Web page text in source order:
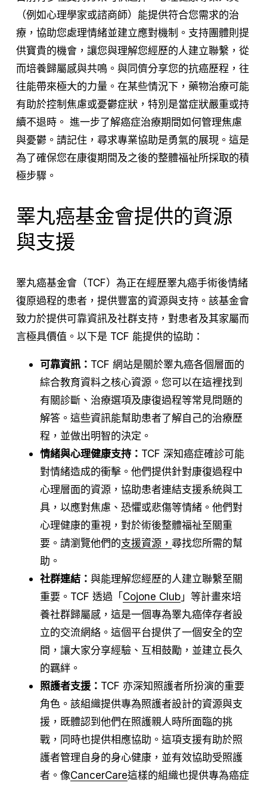
（例如心理學家或諮商師）能提供符合您需求的治
療，協助您處理情緒並建立應對機制。支持團體則提
供寶貴的機會，讓您與理解您經歷的人建立聯繫，從
而培養歸屬感與共鳴。與同儕分享您的抗癌歷程，往
往能帶來極大的力量。在某些情況下，藥物治療可能
有助於控制焦慮或憂鬱症狀，特別是當症狀嚴重或持
續不退時。 進一步了解癌症治療期間如何管理焦慮
與憂鬱。請記住，尋求專業協助是勇氣的展現。這是
為了確保您在康復期間及之後的整體福祉所採取的積
極步驟。
睪丸癌基金會提供的資源
與支援
睪丸癌基金會（TCF）為正在經歷睪丸癌手術後情緒
復原過程的患者，提供豐富的資源與支持。該基金會
致力於提供可靠資訊及社群支持，對患者及其家屬而
言極具價值。以下是 TCF 能提供的協助：
可靠資訊： TCF 網站是關於睪丸癌各個層面的
綜合教育資料之核心資源。您可以在這裡找到
有關診斷、治療選項及康復過程等常見問題的
解答。這些資訊能幫助患者了解自己的治療歷
程，並做出明智的決定。
情緒與心理健康支持： TCF 深知癌症確診可能
對情緒造成的衝擊。他們提供針對康復過程中
心理層面的資源，協助患者連結支援系統與工
具，以應對焦慮、恐懼或悲傷等情緒。他們對
心理健康的重視，對於術後整體福祉至關重
要。請瀏覽他們的支援資源， 尋找您所需的幫
助。
社群連結： 與能理解您經歷的人建立聯繫至關
重要。TCF 透過「Cojone Club」等計畫來培
養社群歸屬感，這是一個專為睪丸癌倖存者設
立的交流網絡。這個平台提供了一個安全的空
間，讓大家分享經驗、互相鼓勵，並建立長久
的羈絆。
照護者支援： TCF 亦深知照護者所扮演的重要
角色。該組織提供專為照護者設計的資源與支
援，既體認到他們在照護親人時所面臨的挑
戰，同時也提供相應協助。這項支援有助於照
護者管理自身的身心健康，並有效協助受照護
者。像CancerCare這樣的組織也提供專為癌症